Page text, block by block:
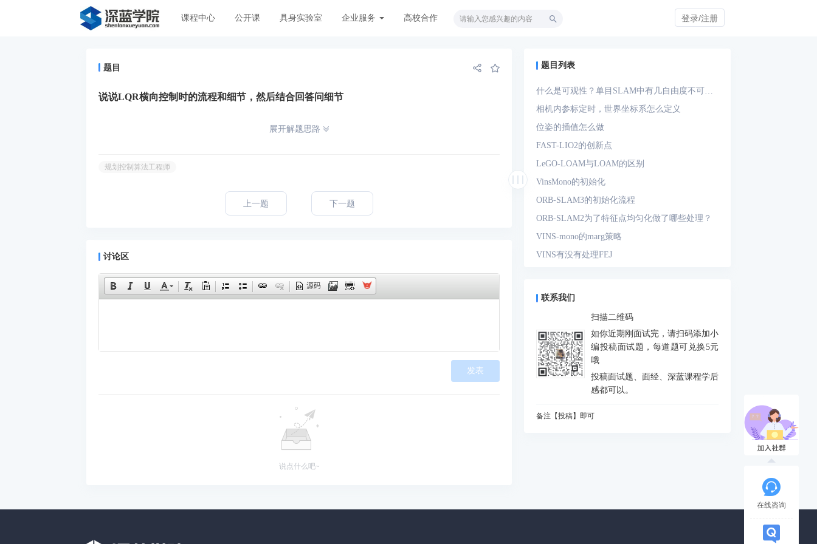
课程中心 公开课 具身实验室 企业服务 高校合作 登录/注册
题目
说说LQR横向控制时的流程和细节，然后结合回答问细节
展开解题思路
规划控制算法工程师
上一题 下一题
讨论区
源码
发表
说点什么吧~
题目列表
什么是可观性？单目SLAM中有几自由度不可
观？单目-IMU系统中有几自由度不可观？
相机内参标定时，世界坐标系怎么定义
位姿的插值怎么做
FAST-LIO2的创新点
LeGO-LOAM与LOAM的区别
VinsMono的初始化
ORB-SLAM3的初始化流程
ORB-SLAM2为了特征点均匀化做了哪些处理？
VINS-mono的marg策略
VINS有没有处理FEJ
预积分中的bias如何处理
IMU测量方程是什么？噪声模型是什么？
动态场景对定位和建图分别有什么影响
如何判断是否出现激光退化情况，为什么会出
现？如何解决？
在vio做FEJ主要是为了防止哪个自由度由不可观
什么是NDT配准
初始化过程对相机运动的要求
联系我们
扫描二维码
如你近期刚面试完，请扫码添加小
编投稿面试题，每道题可兑换5元
哦
投稿面试题、面经、深蓝课程学后
感都可以。
备注【投稿】即可
在线咨询